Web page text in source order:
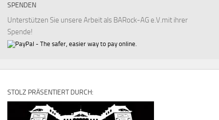
SPENDEN
Unterstützen Sie unsere Arbeit als BARock-AG e.V.mit ihrer
Spende!
STOLZ PRÄSENTIERT DURCH: